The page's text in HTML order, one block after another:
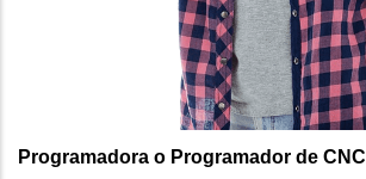
Programadora o Programador de CNC